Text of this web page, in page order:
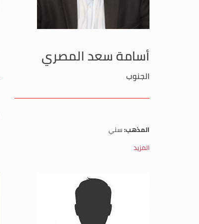
أسامة سعد المصري
الجنوب
المذهب:سني
المزيد